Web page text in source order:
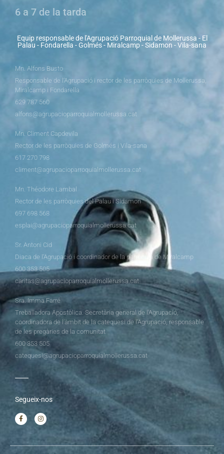
6 a 7 de la tarda
Equip responsable de l'Agrupació Parroquial de Mollerussa - El
Palau - Fondarella - Golmés - Miralcamp - Sidamon - Vila-sana
Mn. Alfons Busto
Responsable de l’Agrupació i rector de les parròquies de Mollerussa,
Miralcamp i Fondarella
629 787 560
alfons@agrupacioparroquialmollerussa.cat
Mn. Climent Capdevila
Rector de les parròquies de Golmés i Vila-sana
617 270 798
climent@agrupacioparroquialmollerussa.cat
Mn. Théodore Lambal
Rector de les parròquies del Palau i Sidamon
697 698 568
esplai@agrupacioparroquialmollerussa.cat
Sr. Antoni Cid
Diaca de l’Agrupació i coordinador de la parròquia de Miralcamp
600 353 505
caritas@agrupacioparroquialmollerussa.cat
Sra. Imma Farré
Treballadora Apostòlica. Secretària general de l’Agrupació,
coordinadora de l’àmbit de la catequesi de l’Agrupació, responsable
de les pregàries de la comunitat
600 353 505
catequesi@agrupacioparroquialmollerussa.cat
Segueix-nos